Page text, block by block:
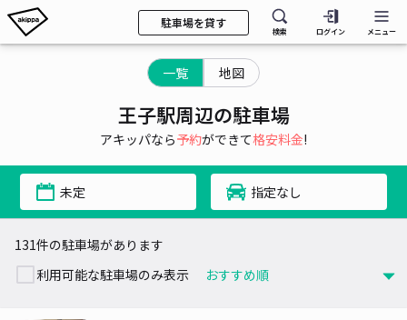
駐車場を貸す
検索 ログイン メニュー
一覧 地図
王子駅周辺の駐車場
アキッパなら予約ができて格安料金!
未定 指定なし
131件の駐車場があります
利用可能な駐車場のみ表示